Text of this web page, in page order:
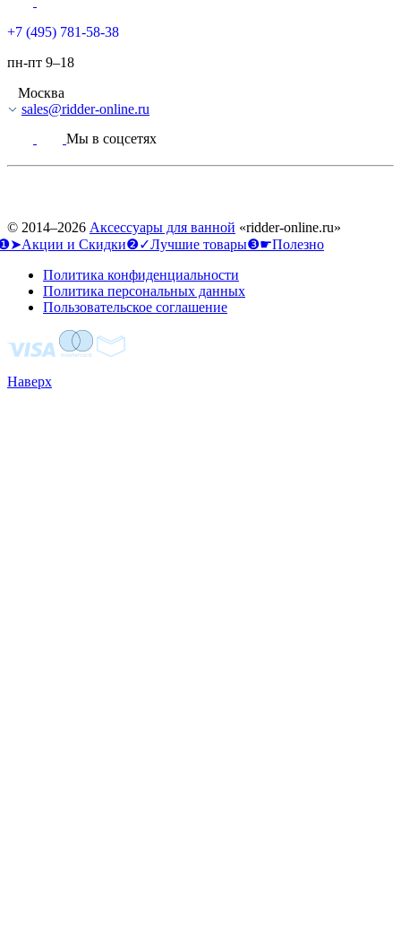
+7 (495) 781-58-38
пн-пт 9–18
Москва
sales@ridder-online.ru
Мы в соцсетях
© 2014–2026 Аксессуары для ванной «ridder-online.ru»
и Скидки❷✓Лучшие товары❸☛Полезно
Политика конфиденциальности
Политика персональных данных
Пользовательское соглашение
Наверх